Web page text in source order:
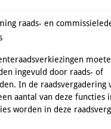
raads- en
ingevuld door raads- of
In de raadsvergadering
aantal van deze functies
worden in deze